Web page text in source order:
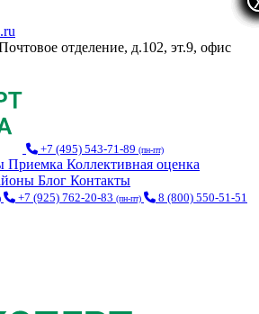
отделение, д.102, эт.9, офис
+7 (495) 543-71-89 (пн-пт)
Приемка Коллективная оценка
Блог Контакты
+7 (925) 762-20-83 (пн-пт) 8 (800) 550-51-51